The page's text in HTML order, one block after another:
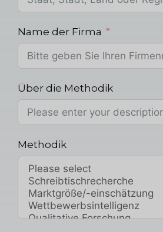
Name der Firma
Über die Methodik
Methodik